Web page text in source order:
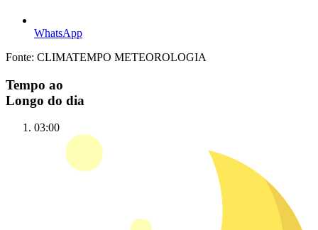
WhatsApp
Fonte: CLIMATEMPO METEOROLOGIA
Tempo ao
Longo do dia
03:00